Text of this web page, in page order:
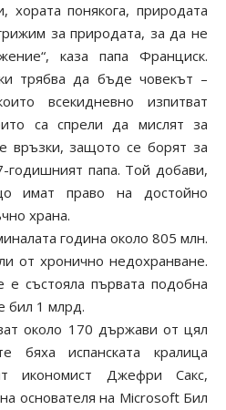
хората понякога, природата
за природата, за да не
каза папа Франциск.
трябва да бъде човекът –
всекидневно изпитват
са спрели да мислят за
връзки, защото се борят за
годишният папа. Той добави,
имат право на достойно
храна.
година около 805 млн.
от хронично недохранване.
е състояла първата подобна
бил 1 млрд.
около 170 държави от цял
бяха испанската кралица
икономист Джефри Сакс,
основателя на Microsoft Бил